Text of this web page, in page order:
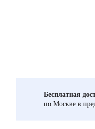
Бесплатная
по Москве в